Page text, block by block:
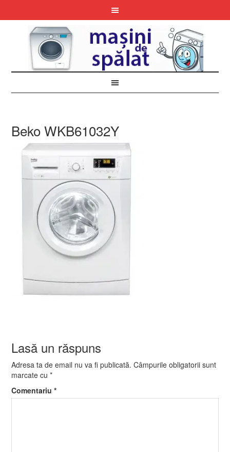
Beko WKB61032Y
Lasă un răspuns
Adresa ta de email nu va fi publicată. Câmpurile obligatorii sunt
marcate cu*
Comentariu*